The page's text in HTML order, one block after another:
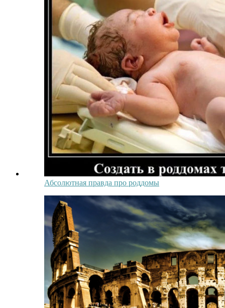
Абсолютная правда про роддомы